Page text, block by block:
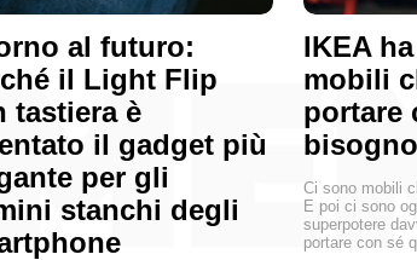
al futuro:
il Light Flip
tastiera è
il gadget più
per gli
stanchi degli
IKEA
mobili
portare
Ci sono mobili
E poi ci sono
superpotere
portare con sé